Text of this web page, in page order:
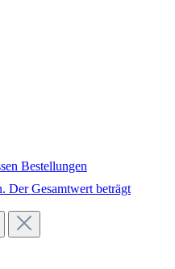
Bestellungen
Der Gesamtwert beträgt